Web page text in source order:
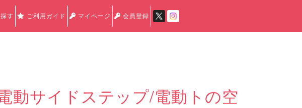
す ご利用ガイド マイページ 会員登録
動サイドステップ/電動トの空